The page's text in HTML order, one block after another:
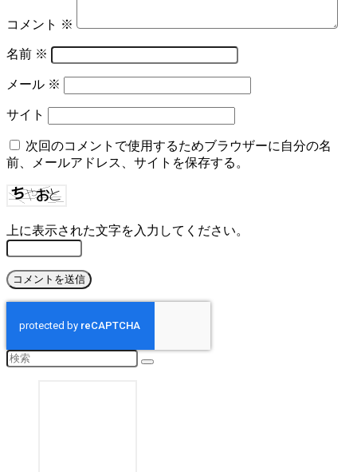
コメント ※
名前 ※
メール ※
サイト
次回のコメントで使用するためブラウザーに自分の名
前、メールアドレス、サイトを保存する。
上に表示された文字を入力してください。